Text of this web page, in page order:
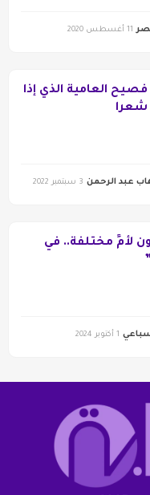
11 أغسطس 2020
فصيح العامية الذي إذا
شعرا
عبد الرحمن 3 سبتمبر 2022
لأمٍّ مختلفة.. في
1 أكتوبر 2024